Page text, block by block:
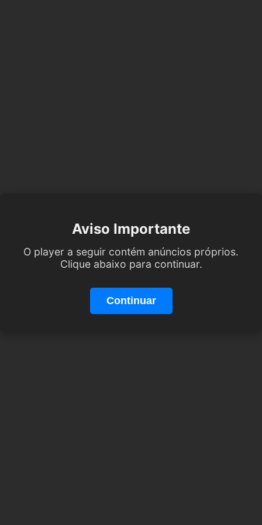
Aviso Importante
O player a seguir contém anúncios próprios.
Clique abaixo para continuar.
Continuar